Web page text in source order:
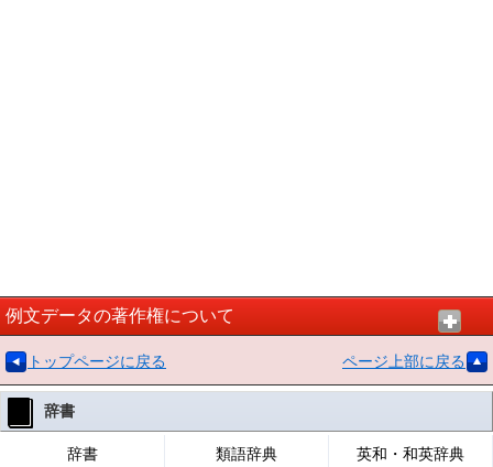
例文データの著作権について
トップページに戻る ページ上部に戻る
辞書
辞書 類語辞典 英和・和英辞典